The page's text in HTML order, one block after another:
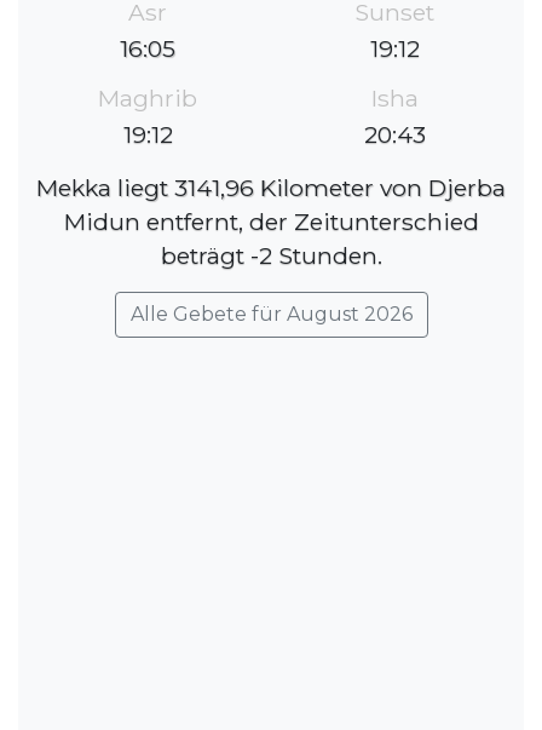
Asr
16:05
Sunset
19:12
Maghrib
19:12
Isha
20:43
Mekka liegt 3141,96 Kilometer von Djerba
Midun entfernt, der Zeitunterschied
beträgt -2 Stunden.
Alle Gebete für August 2026